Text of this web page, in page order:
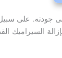
جودته. على
السيراميك